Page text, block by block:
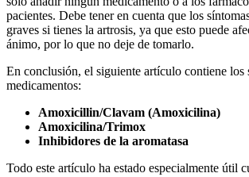
pacientes. Debe tener en cuenta que los
graves si tienes la artrosis, ya que esto puede
ánimo, por lo que no deje de tomarlo.
En conclusión, el siguiente artículo contiene los
medicamentos:
Amoxicillin/Clavam (Amoxicilina)
Amoxicilina/Trimox
Inhibidores de la aromatasa
Todo este artículo ha estado especialmente útil